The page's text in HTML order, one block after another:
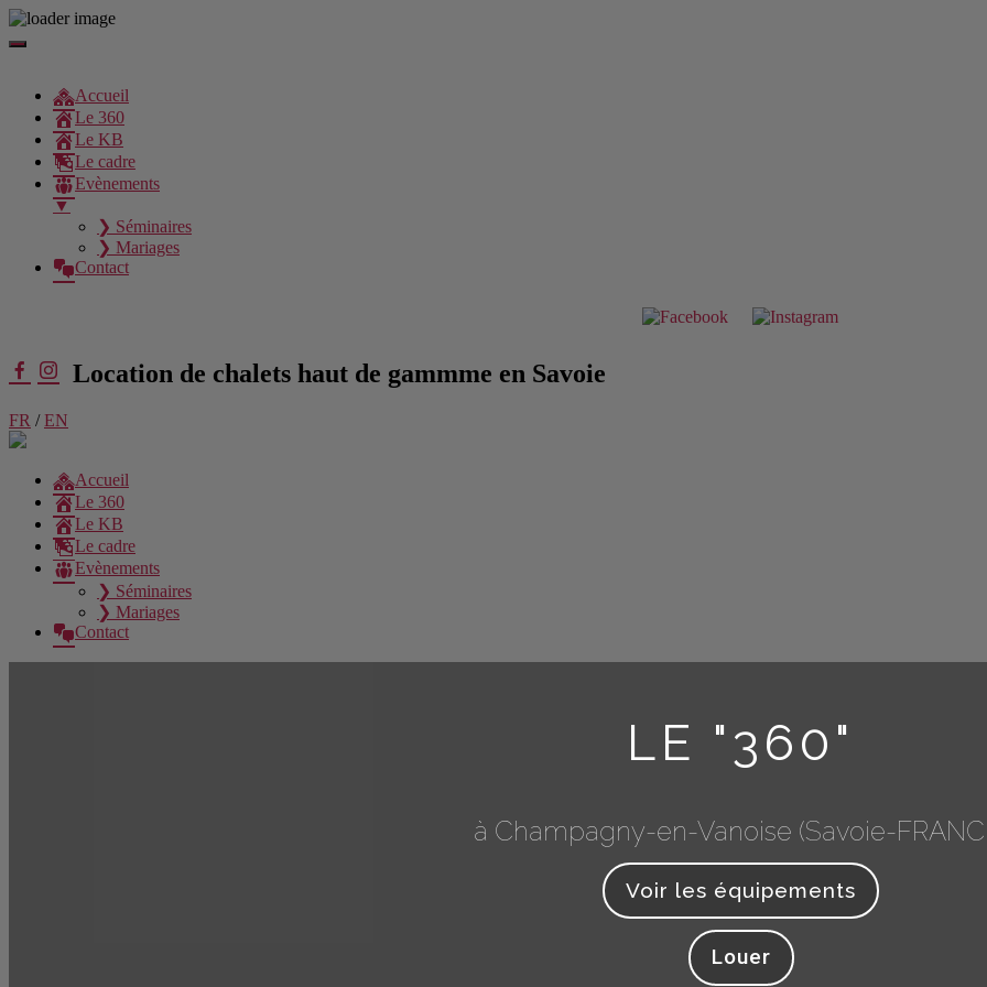
Aller
Accueil
Le 360
Le KB
Le cadre
Evènements
▼
❯ Séminaires
❯ Mariages
Contact
Location de chalets haut de gammme en Savoie
FR /EN
Accueil
Le 360
Le KB
Le cadre
Evènements
❯ Séminaires
❯ Mariages
Contact
LE "360"
à Champagny-en-Vanoise (Savoie-
Voir les équipements
Louer